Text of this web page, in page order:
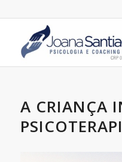
A CRIANÇA